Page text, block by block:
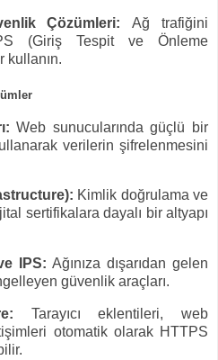
Çözümleri:Ağ trafiğini
(Giriş Tespit ve Önleme
kullanın.
Web sunucularında güçlü bir
verilerin şifrelenmesini
Kimlik doğrulama ve
sertifikalara dayalı bir altyapı
IPS:Ağınıza dışarıdan gelen
güvenlik araçları.
Tarayıcı eklentileri, web
otomatik olarak HTTPS